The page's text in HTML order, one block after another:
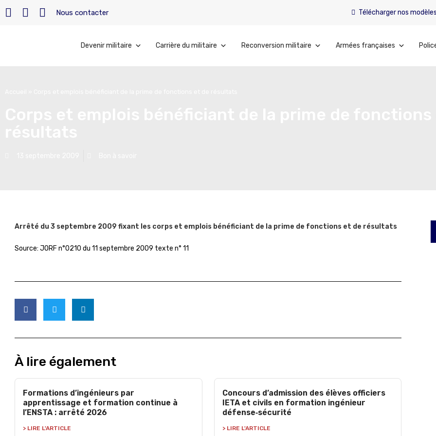
Nous contacter Télécharger nos modèles
Devenir militaire Carrière du militaire Reconversion militaire Armées françaises
Arrêté du 3 septembre 2009 fixant les corps et emplois bénéficiant de la prime de fonctions et de résultats
Source: JORF n°0210 du 11 septembre 2009 texte n° 11
À lire également
Formations d’ingénieurs par
apprentissage et formation continue à
l’ENSTA : arrêté 2026
> LIRE L'ARTICLE
Concours d’admission des élèves officiers
IETA et civils en formation ingénieur
défense‑sécurité
> LIRE L'ARTICLE